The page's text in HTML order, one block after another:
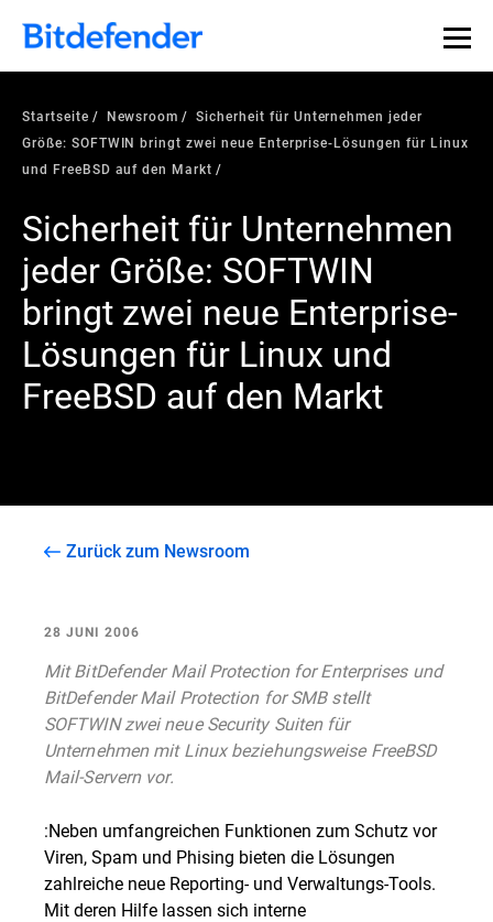
Startseite Newsroom
Sicherheit für Unternehmen jeder
Größe: SOFTWIN bringt zwei neue Enterprise-Lösungen für Linux
und FreeBSD auf den Markt
Sicherheit für Unternehmen
jeder Größe: SOFTWIN
bringt zwei neue Enterprise-
Lösungen für Linux und
FreeBSD auf den Markt
Zurück zum Newsroom
28 JUNI 2006
Mit BitDefender Mail Protection for Enterprises und
BitDefender Mail Protection for SMB stellt
SOFTWIN zwei neue Security Suiten für
Unternehmen mit Linux beziehungsweise FreeBSD
Mail-Servern vor.
:Neben umfangreichen Funktionen zum Schutz vor
Viren, Spam und Phising bieten die Lösungen
zahlreiche neue Reporting- und Verwaltungs-Tools.
Mit deren Hilfe lassen sich interne